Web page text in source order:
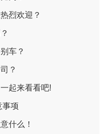
烈欢迎？
车？
？
起来看看吧!
事项
什么！